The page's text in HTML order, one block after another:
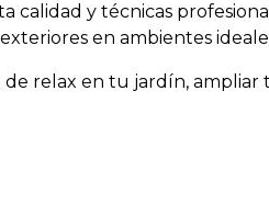
calidad y técnicas
en ambientes
de relax en tu jardín,